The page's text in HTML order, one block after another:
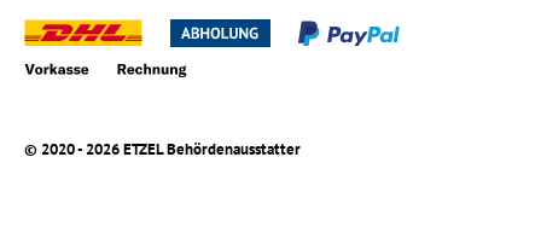
© 2020 - 2026 ETZEL Behördenausstatter